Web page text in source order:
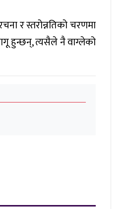
र स्तरोन्नतिको चरणमा
हुन्छन्, त्यसैले नै वाग्लेको